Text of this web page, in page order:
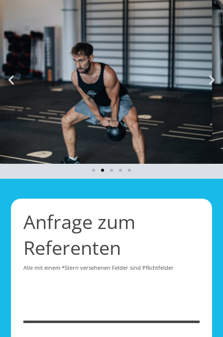
Anfrage zum
Referenten
Alle mit einem *Stern versehenen Felder sind Pflichtfelder